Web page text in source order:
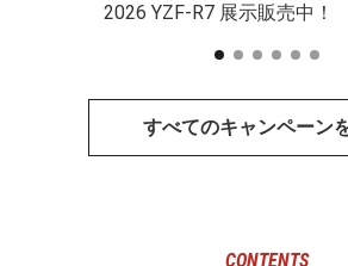
2026 YZF-R7 展示販売中！
すべてのキャンペーン
CONTENTS